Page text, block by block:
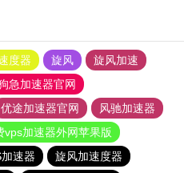
度器 旋风
旋风加速
急加速器官网
优途加速器官网
风驰加速器
vps加速器外网苹果版
速器
旋风加速度器